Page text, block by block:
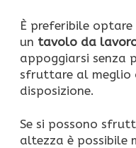
È preferibile optare
un tavolo da
appoggiarsi senza
sfruttare al meglio
disposizione.
Se si possono
altezza è possibile